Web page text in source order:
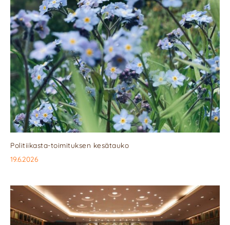
Politiikasta-toimituksen kesätauko
19.6.2026